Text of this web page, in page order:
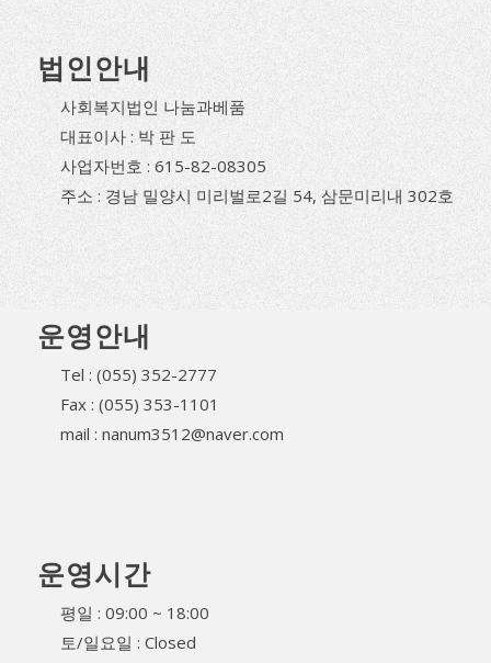
법인안내
사회복지법인 나눔과베품
대표이사 : 박 판 도
사업자번호 : 615-82-08305
주소 : 경남 밀양시 미리벌로2길 54, 삼문미리내 302호
운영안내
Tel : (055) 352-2777
Fax : (055) 353-1101
mail : nanum3512@naver.com
운영시간
평일 : 09:00 ~ 18:00
토/일요일 : Closed